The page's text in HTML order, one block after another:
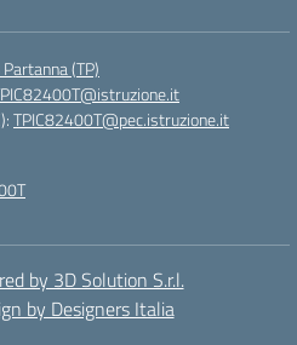
(TP)
TPIC82400T@pec.istruzione.it
by 3D Solution S.r.l.
by Designers Italia